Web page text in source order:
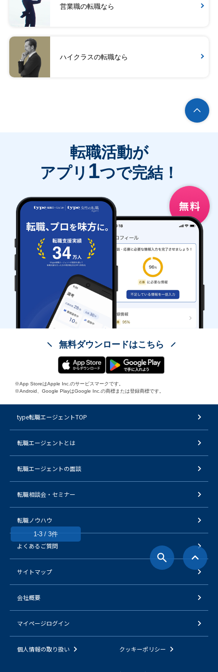
営業職の転職なら
ハイクラスの転職なら
1-3 / 3件
転職活動が
アプリ 1つで完結！
無料ダウンロードはこちら
※App StoreはApple Inc.のサービスマークです。
※Android、Google PlayはGoogle Inc.の商標または登録商標です。
type転職エージェントTOP
転職エージェントとは
転職エージェントの面談
転職相談会・セミナー
転職ノウハウ
よくあるご質問
サイトマップ
会社概要
マイページログイン
個人情報の取り扱い クッキーポリシー